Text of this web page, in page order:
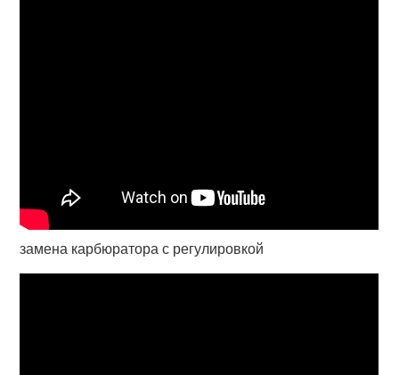
замена карбюратора с регулировкой